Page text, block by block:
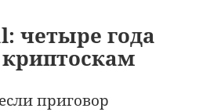
четыре года
приговор